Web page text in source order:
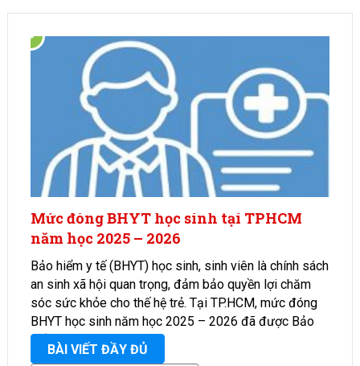
Mức đóng BHYT học sinh tại TPHCM
năm học 2025 – 2026
Bảo hiểm y tế (BHYT) học sinh, sinh viên là chính sách
an sinh xã hội quan trọng, đảm bảo quyền lợi chăm
sóc sức khỏe cho thế hệ trẻ. Tại TP.HCM, mức đóng
BHYT học sinh năm học 2025 – 2026 đã được Bảo
hiểm …
BÀI VIẾT ĐẦY ĐỦ